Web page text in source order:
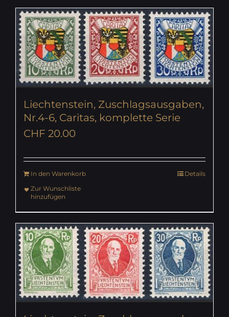
Liechtenstein, Zuschlagsausgaben,
Nr.4-6, Caritas, komplette Serie
CHF 20.00
In den Warenkorb
Details
Zur Wunschliste
hinzufügen